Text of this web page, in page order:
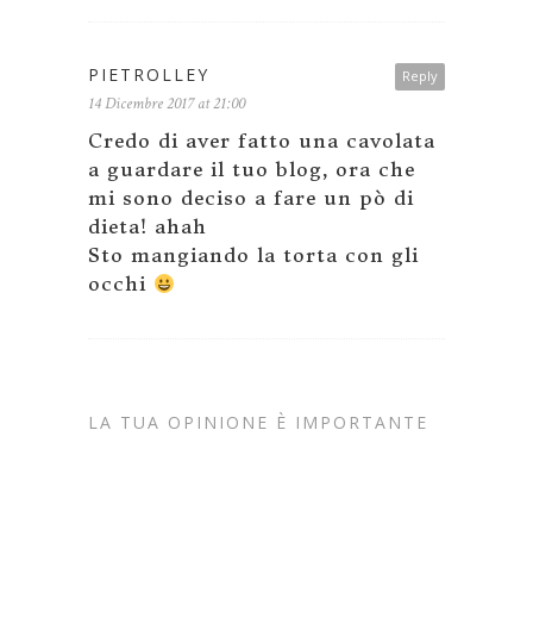
Reply
PIETROLLEY
14 Dicembre 2017 at 21:00
Credo di aver fatto una cavolata
a guardare il tuo blog, ora che
mi sono deciso a fare un pò di
dieta! ahah
Sto mangiando la torta con gli
occhi
LA TUA OPINIONE È IMPORTANTE